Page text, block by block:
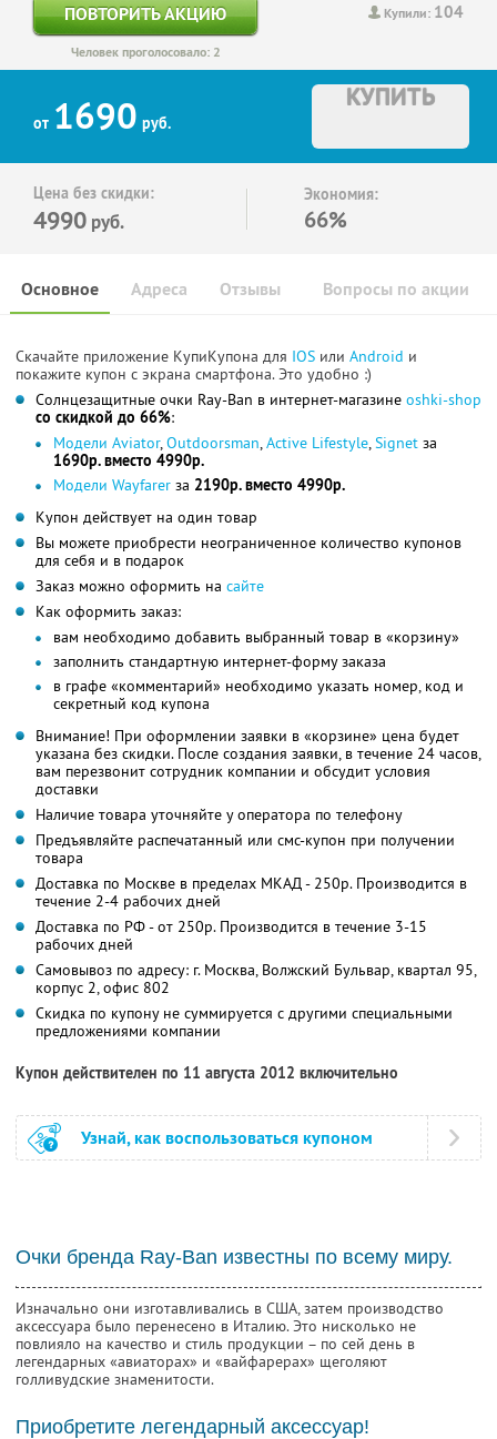
Купили: 104
ПОВТОРИТЬ АКЦИЮ
Человек проголосовало: 2
от 1690 руб.
КУПИТЬ
Цена без скидки:
4990 руб.
Экономия:
66%
Основное Отзывы Вопросы по акции
Адреса
Скачайте приложение КупиКупона для IOS или Android и
покажите купон с экрана смартфона. Это удобно :)
Солнцезащитные очки Ray-Ban в интернет-магазине oshki-shop
со скидкой до 66%:
Модели Aviator,Outdoorsman,Active Lifestyle,Signet за
1690р. вместо 4990р.
Модели Wayfarer за 2190р. вместо 4990р.
Купон действует на один товар
Вы можете приобрести неограниченное количество купонов
для себя и в подарок
Заказ можно оформить на сайте
Как оформить заказ:
вам необходимо добавить выбранный товар в «корзину»
заполнить стандартную интернет-форму заказа
в графе «комментарий» необходимо указать номер, код и
секретный код купона
Внимание! При оформлении заявки в «корзине» цена будет
указана без скидки. После создания заявки, в течение 24 часов,
вам перезвонит сотрудник компании и обсудит условия
доставки
Наличие товара уточняйте у оператора по телефону
Предъявляйте распечатанный или смс-купон при получении
товара
Доставка по Москве в пределах МКАД - 250р. Производится в
течение 2-4 рабочих дней
Доставка по РФ - от 250р. Производится в течение 3-15
рабочих дней
Самовывоз по адресу: г. Москва, Волжский Бульвар, квартал 95,
корпус 2, офис 802
Скидка по купону не суммируется с другими специальными
предложениями компании
Купон действителен по 11 августа 2012 включительно
Узнай, как воспользоваться купоном
Очки бренда Ray-Ban известны по всему миру.
Изначально они изготавливались в США, затем производство
аксессуара было перенесено в Италию. Это нисколько не
повлияло на качество и стиль продукции – по сей день в
легендарных «авиаторах» и «вайфарерах» щеголяют
голливудские знаменитости.
Приобретите легендарный аксессуар!